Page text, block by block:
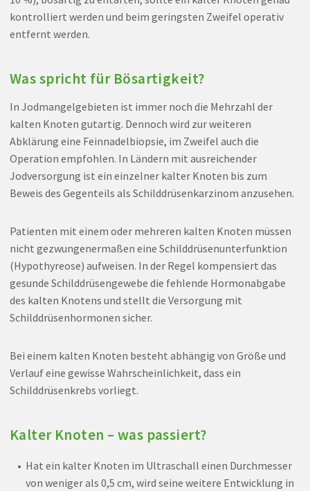
kontrolliert werden und beim geringsten Zweifel operativ
entfernt werden.
Was spricht für Bösartigkeit?
In Jodmangelgebieten ist immer noch die Mehrzahl der
kalten Knoten gutartig. Dennoch wird zur weiteren
Abklärung eine Feinnadelbiopsie, im Zweifel auch die
Operation empfohlen. In Ländern mit ausreichender
Jodversorgung ist ein einzelner kalter Knoten bis zum
Beweis des Gegenteils als Schilddrüsenkarzinom anzusehen.
Patienten mit einem oder mehreren kalten Knoten müssen
nicht gezwungenermaßen eine Schilddrüsenunterfunktion
(Hypothyreose) aufweisen. In der Regel kompensiert das
gesunde Schilddrüsengewebe die fehlende Hormonabgabe
des kalten Knotens und stellt die Versorgung mit
Schilddrüsenhormonen sicher.
Bei einem kalten Knoten besteht abhängig von Größe und
Verlauf eine gewisse Wahrscheinlichkeit, dass ein
Schilddrüsenkrebs vorliegt.
Kalter Knoten – was passiert?
Hat ein kalter Knoten im Ultraschall einen Durchmesser
von weniger als 0,5 cm, wird seine weitere Entwicklung in